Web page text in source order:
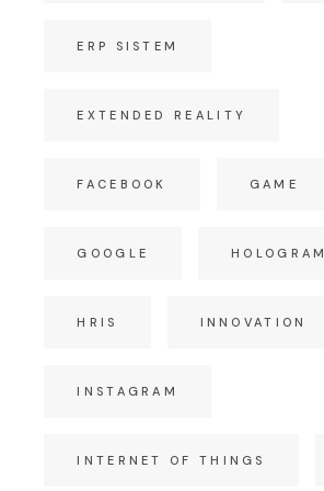
ERP SISTEM
EXTENDED REALITY
FACEBOOK GAME
GOOGLE HOLOGRAM
HRIS INNOVATION
INSTAGRAM
INTERNET OF THINGS